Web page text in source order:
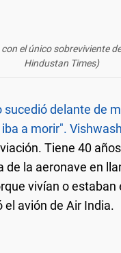
el único sobreviviente
Hindustan Times)
sucedió delante de
a morir".
Tiene 40
de la aeronave en
vivían o estaban
avión de Air India.